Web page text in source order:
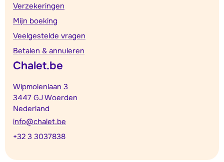
Verzekeringen
Mijn boeking
Veelgestelde vragen
Betalen & annuleren
Chalet.be
Wipmolenlaan 3
3447 GJ Woerden
Nederland
info@chalet.be
+32 3 3037838